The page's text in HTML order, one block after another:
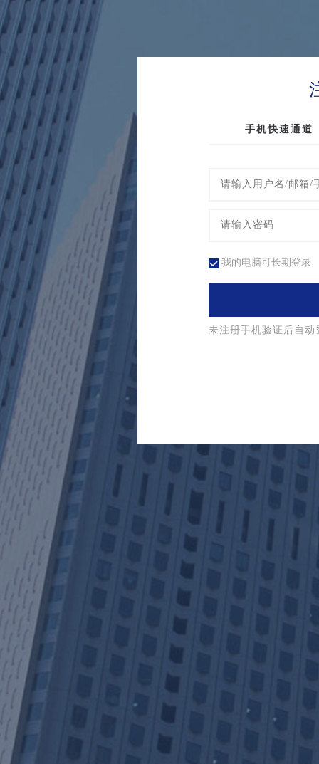
手机快速通道
我的电脑可长期登录
未注册手机验证后自